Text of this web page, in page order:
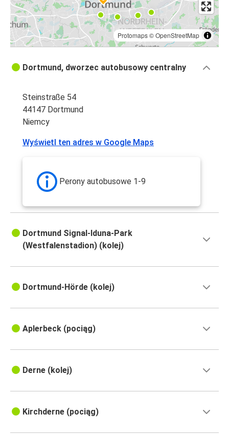
Protomaps©OpenStreetMap
Dortmund, dworzec autobusowy centralny
Steinstraße 54
44147 Dortmund
Niemcy
Wyświetl ten adres w Google Maps
Perony autobusowe 1-9
Dortmund Signal-Iduna-Park
(Westfalenstadion) (kolej)
Dortmund-Hörde (kolej)
Aplerbeck (pociąg)
Derne (kolej)
Kirchderne (pociąg)